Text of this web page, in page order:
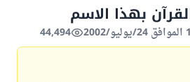
بهذا الاسم
44,494